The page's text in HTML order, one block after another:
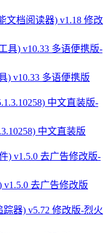
文档阅读器) v1.18 修改
) v10.33 多语便携版
中文直装版
去广告修改版